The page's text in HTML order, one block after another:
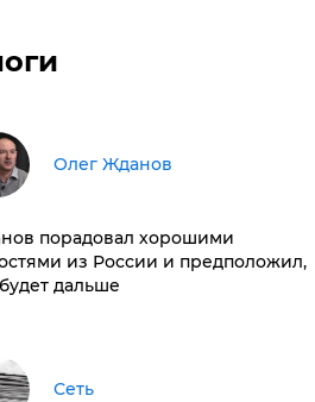
Олег Жданов
порадовал хорошими
из России и предположил,
дальше
Сеть